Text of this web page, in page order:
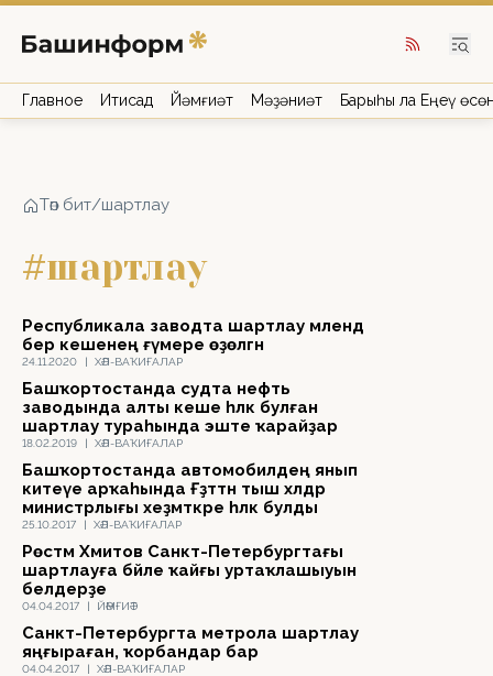
Главное Иҡтисад Йәмғиәт Мәҙәниәт Барыһы ла Еңеү
Төп бит/шартлау
#шартлау
24.11.2020 | ХӘЛ-ВАҠИҒАЛАР
Республикала заводта шартлау мәлендә
бер кешенең ғүмере өҙөлгән
18.02.2019 | ХӘЛ-ВАҠИҒАЛАР
Башҡортостанда судта нефть
заводында алты кеше һәләк булған
шартлау тураһында эште ҡарайҙар
25.10.2017 | ХӘЛ-ВАҠИҒАЛАР
Башҡортостанда автомобилдең янып
китеүе арҡаһында Ғәҙәттән тыш хәлдәр
министрлығы хеҙмәткәре һәләк булды
04.04.2017 | ЙӘМҒИӘТ
Рөстәм Хәмитов Санкт-Петербургтағы
шартлауға бәйле ҡайғы уртаҡлашыуын
белдерҙе
04.04.2017 | ХӘЛ-ВАҠИҒАЛАР
Санкт-Петербургта метрола шартлау
яңғыраған, ҡорбандар бар